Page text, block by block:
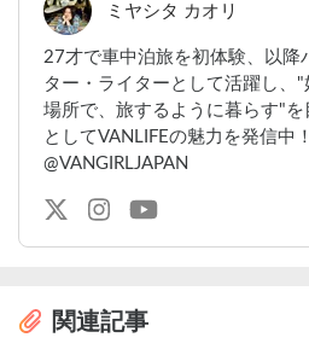
ミヤシタ カオリ
27才で車中泊旅を初体験、以降
ター・ライターとして活躍し、
場所で、旅するように暮らす"を
としてVANLIFEの魅力を発信中
@VANGIRLJAPAN
関連記事